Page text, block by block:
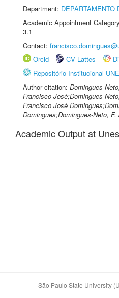
Department: DEPARTAMENTO
Academic Appointment
3.1
Contact:
Orcid
CV Lattes
Repositório Institucional
Author citation: Domingues
Francisco José;Domingues
Francisco José
Domingues;Domingues-Neto, F.
Academic Output at
São Paulo State University